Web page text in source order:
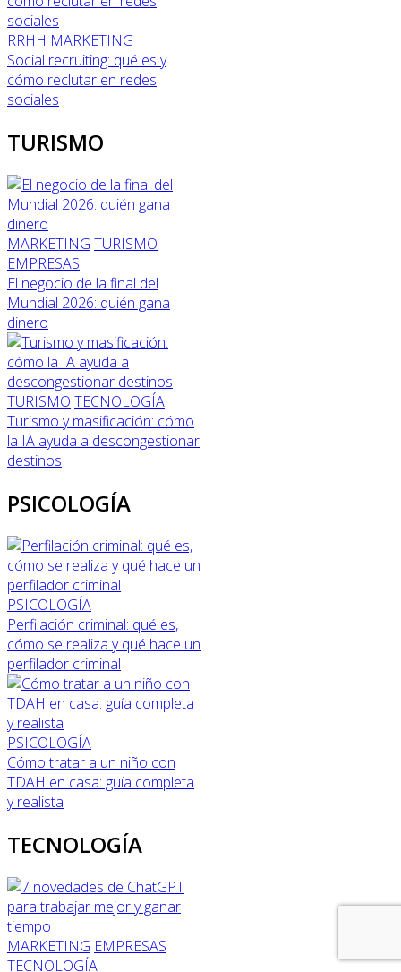
RRHH MARKETING
Social recruiting: qué es y
cómo reclutar en redes
sociales
TURISMO
MARKETING TURISMO
EMPRESAS
El negocio de la final del
Mundial 2026: quién gana
dinero
TURISMO TECNOLOGÍA
Turismo y masificación: cómo
la IA ayuda a descongestionar
destinos
PSICOLOGÍA
PSICOLOGÍA
Perfilación criminal: qué es,
cómo se realiza y qué hace un
perfilador criminal
PSICOLOGÍA
Cómo tratar a un niño con
TDAH en casa: guía completa
y realista
TECNOLOGÍA
MARKETING EMPRESAS
TECNOLOGÍA